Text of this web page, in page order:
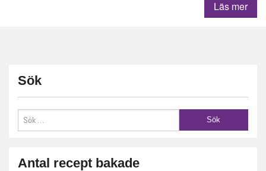
Läs mer
Sök
Antal recept bakade